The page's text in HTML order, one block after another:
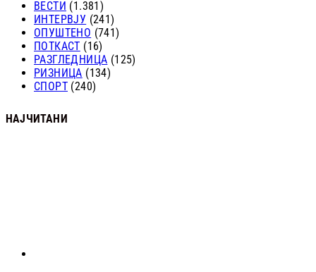
ВЕСТИ (1.381)
ИНТЕРВЈУ (241)
ОПУШТЕНО (741)
ПОТКАСТ (16)
РАЗГЛЕДНИЦА (125)
РИЗНИЦА (134)
СПОРТ (240)
НАЈЧИТАНИ